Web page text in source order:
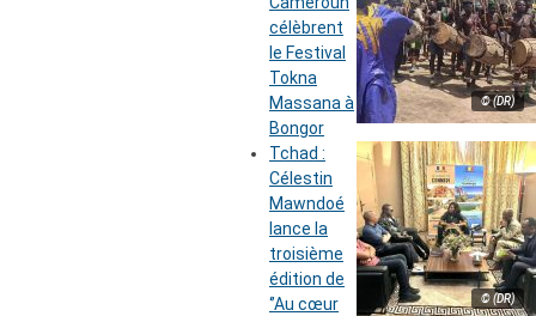
© (DR)
célèbrent
le Festival
Tokna
Massana à
Bongor
© (DR)
Tchad :
Célestin
Mawndoé
lance la
troisième
édition de
‘’Au cœur